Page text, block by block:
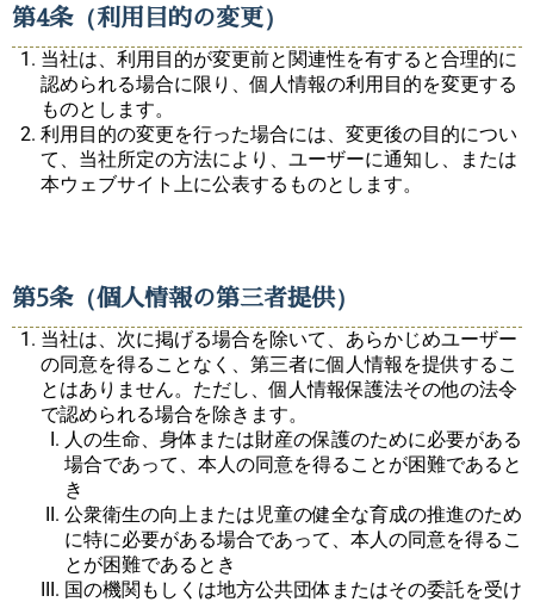
第4条（利用目的の変更）
当社は、利用目的が変更前と関連性を有すると合理的に
認められる場合に限り、個人情報の利用目的を変更する
ものとします。
利用目的の変更を行った場合には、変更後の目的につい
て、当社所定の方法により、ユーザーに通知し、または
本ウェブサイト上に公表するものとします。
第5条（個人情報の第三者提供）
当社は、次に掲げる場合を除いて、あらかじめユーザー
の同意を得ることなく、第三者に個人情報を提供するこ
とはありません。ただし、個人情報保護法その他の法令
で認められる場合を除きます。
人の生命、身体または財産の保護のために必要がある
場合であって、本人の同意を得ることが困難であると
き
公衆衛生の向上または児童の健全な育成の推進のため
に特に必要がある場合であって、本人の同意を得るこ
とが困難であるとき
国の機関もしくは地方公共団体またはその委託を受け